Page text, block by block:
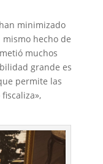
minimizado
hecho de
muchos
grande es
permite las